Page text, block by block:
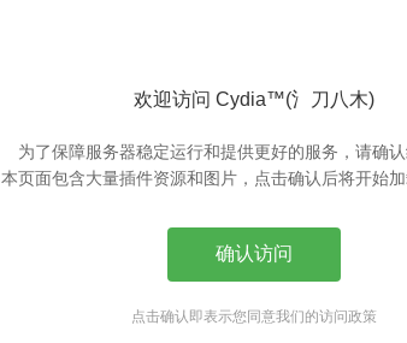
欢迎访问 Cydia™(氵刀八木)
为了保障服务器稳定运行和提供更好的服务，请确认
本页面包含大量插件资源和图片，点击确认后将开始加
确认访问
点击确认即表示您同意我们的访问政策